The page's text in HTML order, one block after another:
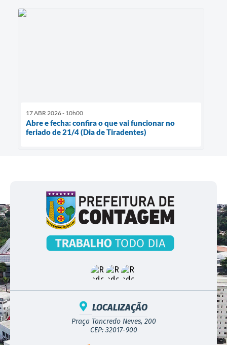
17 ABR 2026 - 10h00
Abre e fecha: confira o que vai funcionar no
feriado de 21/4 (Dia de Tiradentes)
LOCALIZAÇÃO
Praça Tancredo Neves, 200
CEP: 32017-900